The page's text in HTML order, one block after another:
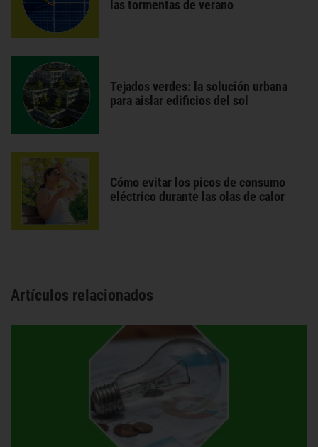
las tormentas de verano
Tejados verdes: la solución urbana
para aislar edificios del sol
Cómo evitar los picos de consumo
eléctrico durante las olas de calor
Artículos relacionados